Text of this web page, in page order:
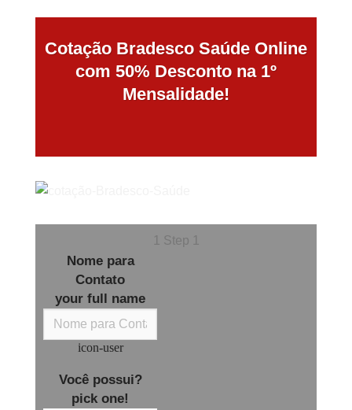
Cotação Bradesco Saúde Online
com 50% Desconto na 1º
Mensalidade!
1 Step 1
Nome para
Contato
your full name
icon-user
Você possui?
pick one!